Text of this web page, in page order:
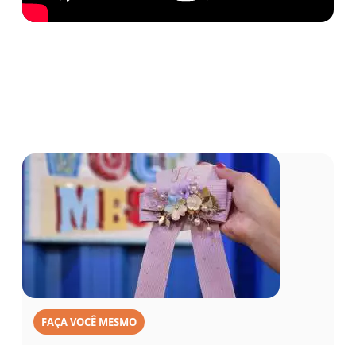
FAÇA VOCÊ MESMO